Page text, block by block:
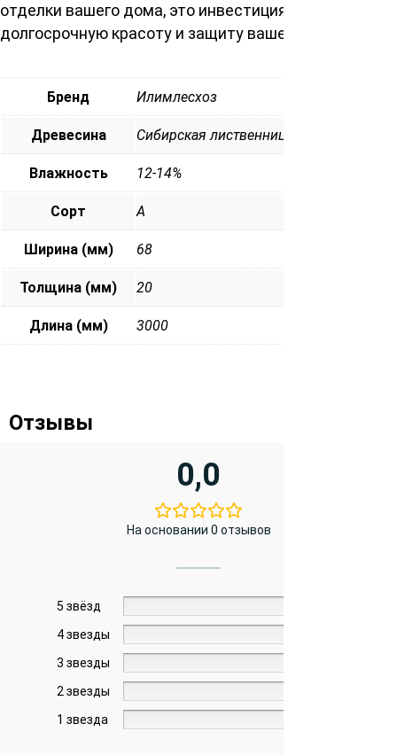
отделки вашего дома, это инвестиция в
долгосрочную красоту и защиту вашего жилища.
Бренд Илимлесхоз
Древесина Сибирская лиственница
Влажность 12-14%
Сорт А
Ширина (мм) 68
Толщина (мм) 20
Длина (мм) 3000
Отзывы
0,0
На основании 0 отзывов
5 звёзд
4 звезды
3 звезды
2 звезды
1 звезда